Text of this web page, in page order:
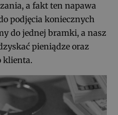
a fakt ten napawa
podjęcia koniecznych
do jednej bramki, a nasz
pieniądze oraz
klienta.